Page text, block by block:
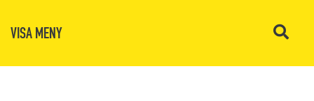
VISA MENY